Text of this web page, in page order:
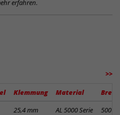
erfahren.
>>
Klemmung Material
25,4 mm AL 5000 Serie 500